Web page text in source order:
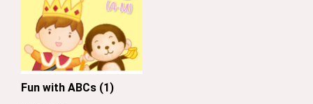
Fun with ABCs (1)